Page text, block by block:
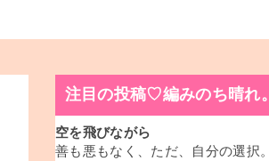
注目の投稿♡編みのち晴れ。
空を飛びながら
善も悪もなく、ただ、自分の選択